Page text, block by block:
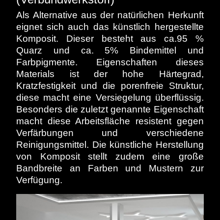
ebenso wie Marmor haben in ihrer
Preisklasse große Unterschiede.
Als Alternative aus der natürlichen Herkunft
eignet sich auch das künstlich hergestellte
Komposit. Dieser besteht aus ca.95 %
Quarz und ca. 5% Bindemittel und
Farbpigmente. Eigenschaften dieses
Materials ist der hohe Härtegrad,
Kratzfestigkeit und die porenfreie Struktur,
diese macht eine Versiegelung überflüssig.
Besonders die zuletzt genannte Eigenschaft
macht diese Arbeitsfläche resistent gegen
Verfärbungen und verschiedene
Reinigungsmittel. Die künstliche Herstellung
von Komposit stellt zudem eine große
Bandbreite an Farben und Mustern zur
Verfügung.